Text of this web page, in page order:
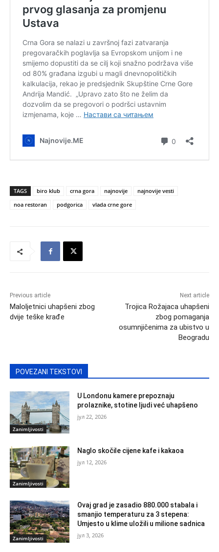
TAGS biro klub crna gora najnovije
najnovije vesti
noa restoran
podgorica vlada crne gore
Previous article
Maloljetnici uhapšeni zbog
dvije teške krađe
Next article
Trojica Rožajaca uhapšeni
zbog pomaganja
osumnjičenima za ubistvo u
Beogradu
POVEZANI TEKSTOVI
Zanimljivosti
U Londonu kamere prepoznaju
prolaznike, stotine ljudi već uhapšeno
јул 22, 2026
Zanimljivosti
Naglo skočile cijene kafe i kakaoa
јул 12, 2026
Zanimljivosti
Ovaj grad je zasadio 880.000 stabala i
smanjio temperaturu za 3 stepena:
Umjesto u klime uložili u milione sadnica
јул 3, 2026